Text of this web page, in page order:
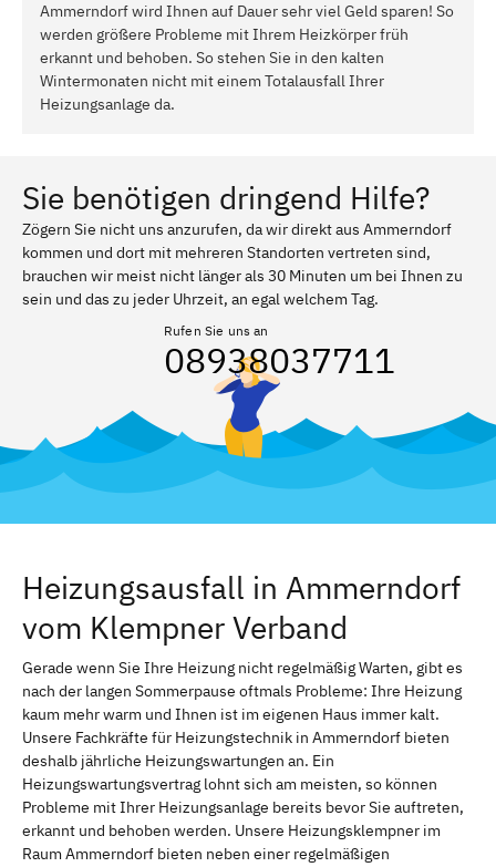
Ammerndorf wird Ihnen auf Dauer sehr viel Geld sparen! So
werden größere Probleme mit Ihrem Heizkörper früh
erkannt und behoben. So stehen Sie in den kalten
Wintermonaten nicht mit einem Totalausfall Ihrer
Heizungsanlage da.
Sie benötigen dringend Hilfe?
Zögern Sie nicht uns anzurufen, da wir direkt aus Ammerndorf
kommen und dort mit mehreren Standorten vertreten sind,
brauchen wir meist nicht länger als 30 Minuten um bei Ihnen zu
sein und das zu jeder Uhrzeit, an egal welchem Tag.
Rufen Sie uns an
08938037711
Heizungsausfall in Ammerndorf
vom Klempner Verband
Gerade wenn Sie Ihre Heizung nicht regelmäßig Warten, gibt es
nach der langen Sommerpause oftmals Probleme: Ihre Heizung
kaum mehr warm und Ihnen ist im eigenen Haus immer kalt.
Unsere Fachkräfte für Heizungstechnik in Ammerndorf bieten
deshalb jährliche Heizungswartungen an. Ein
Heizungswartungsvertrag lohnt sich am meisten, so können
Probleme mit Ihrer Heizungsanlage bereits bevor Sie auftreten,
erkannt und behoben werden. Unsere Heizungsklempner im
Raum Ammerndorf bieten neben einer regelmäßigen